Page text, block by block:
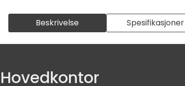
Beskrivelse Spesifikasjoner
Hovedkontor